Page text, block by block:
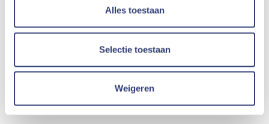
Alles toestaan
Selectie toestaan
Weigeren